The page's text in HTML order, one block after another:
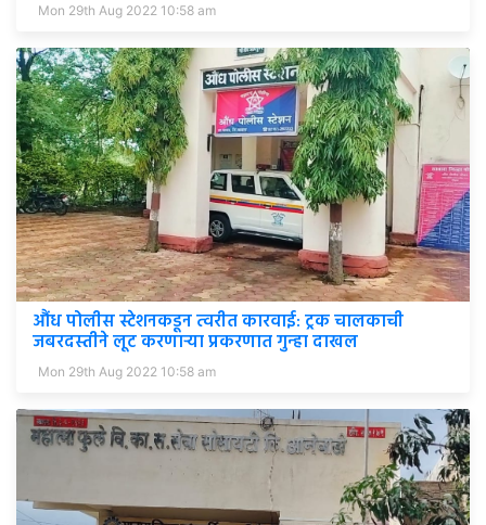
Mon 29th Aug 2022 10:58 am
औंध पोलीस स्टेशनकडून त्वरीत कारवाई: ट्रक चालकाची
जबरदस्तीने लूट करणाऱ्या प्रकरणात गुन्हा दाखल
Mon 29th Aug 2022 10:58 am